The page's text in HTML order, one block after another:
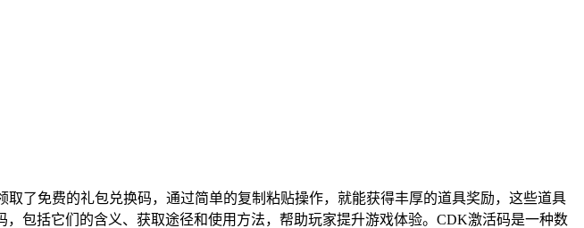
取了免费的礼包兑换码，通过简单的复制粘贴操作，就能获得丰厚的道具奖励，这些道具
包括它们的含义、获取途径和使用方法，帮助玩家提升游戏体验。CDK激活码是一种数